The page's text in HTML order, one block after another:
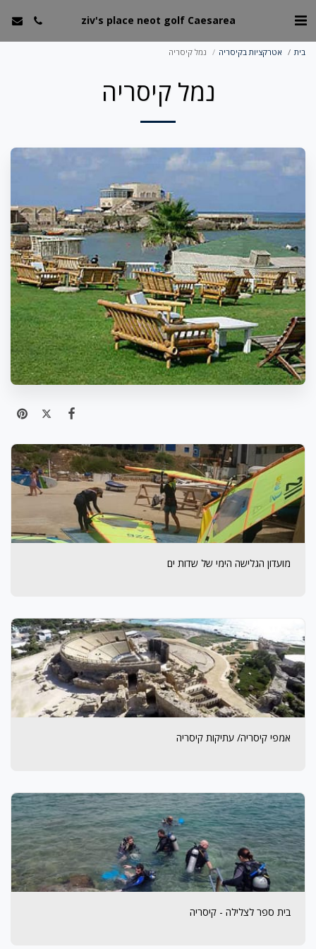
ziv's place neot golf Caesarea
בית אטרקציות בקיסריה נמל קיסריה
נמל קיסריה
מועדון הגלישה הימי של שדות ים
אמפי קיסריה/ עתיקות קיסריה
בית ספר לצלילה - קיסריה